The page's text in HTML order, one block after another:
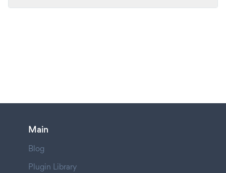
Main
Blog
Plugin Library